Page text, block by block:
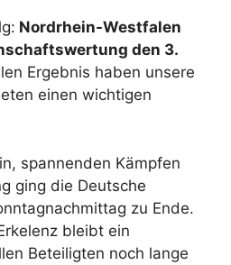
Nordrhein-Westfalen
den 3.
Ergebnis haben unsere
einen wichtigen
spannenden Kämpfen
ging die Deutsche
zu Ende.
bleibt ein
Beteiligten noch lange